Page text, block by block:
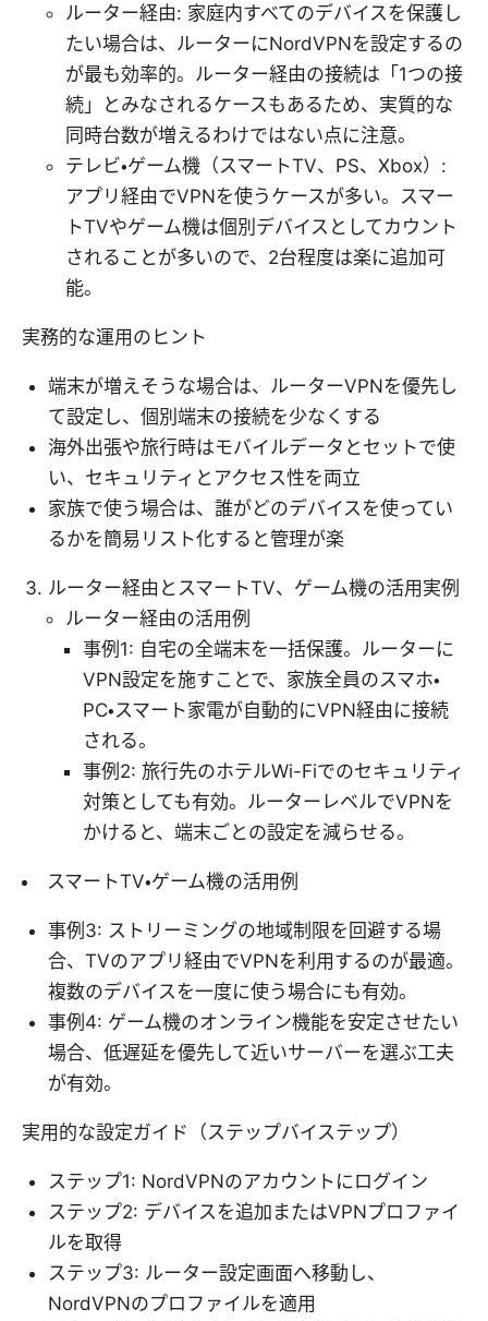
ルーター経由: 家庭内すべてのデバイスを保護し
たい場合は、ルーターにNordVPNを設定するの
が最も効率的。ルーター経由の接続は「1つの接
続」とみなされるケースもあるため、実質的な
同時台数が増えるわけではない点に注意。
テレビ・ゲーム機（スマートTV、PS、Xbox）:
アプリ経由でVPNを使うケースが多い。スマー
トTVやゲーム機は個別デバイスとしてカウント
されることが多いので、2台程度は楽に追加可
能。
実務的な運用のヒント
端末が増えそうな場合は、ルーターVPNを優先し
て設定し、個別端末の接続を少なくする
海外出張や旅行時はモバイルデータとセットで使
い、セキュリティとアクセス性を両立
家族で使う場合は、誰がどのデバイスを使ってい
るかを簡易リスト化すると管理が楽
ルーター経由とスマートTV、ゲーム機の活用実例
ルーター経由の活用例
事例1: 自宅の全端末を一括保護。ルーターに
VPN設定を施すことで、家族全員のスマホ・
PC・スマート家電が自動的にVPN経由に接続
される。
事例2: 旅行先のホテルWi-Fiでのセキュリティ
対策としても有効。ルーターレベルでVPNを
かけると、端末ごとの設定を減らせる。
スマートTV・ゲーム機の活用例
事例3: ストリーミングの地域制限を回避する場
合、TVのアプリ経由でVPNを利用するのが最適。
複数のデバイスを一度に使う場合にも有効。
事例4: ゲーム機のオンライン機能を安定させたい
場合、低遅延を優先して近いサーバーを選ぶ工夫
が有効。
実用的な設定ガイド（ステップバイステップ）
ステップ1: NordVPNのアカウントにログイン
ステップ2: デバイスを追加またはVPNプロファイ
ルを取得
ステップ3: ルーター設定画面へ移動し、
NordVPNのプロファイルを適用